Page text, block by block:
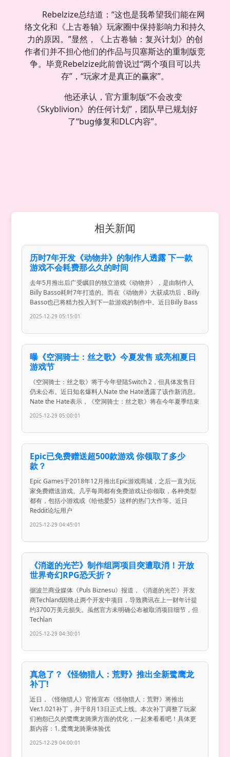
Rebelzize总结道：“这也是我希望我们能在网
络文化和《上古卷轴》玩家圈中保持影响力和持久
力的原因。”显然，《上古卷轴：复兴计划》的创
作者们并不担心他们的作品与贝塞斯达的重制版竞
争。毕竟Rebelzize此前曾说过“两个项目可以共
存”，“玩家才是真正的赢家”。
他还承认，官方重制版“不会改变
《Skyblivion》的任何计划”，团队早已规划好
了“bug修复和DLC内容”。
相关新闻
历时7年开发《动物井》的制作人透露 下一款
游戏不会耗费那么久的时间
去年5月推出后广受瞩目的独立游戏《动物井》，是由制作人
Billy Basso耗时7年打造的。而在《动物井》大获成功后，Billy
Basso也已将精力投入到下一款游戏的制作中。近日Billy Bass
2025-12-29 05:15:01
曝《空洞骑士：丝之歌》今夏发售 或亮相夏日
游戏节
《空洞骑士：丝之歌》将于今年登陆Switch 2，但具体发售日
仍未公布。近日知名爆料人Nate the Hate透露了该作新消息。
Nate the Hate表示，《空洞骑士：丝之歌》将在今年夏季结束
2025-12-29 05:00:01
Epic已免费赠送超500款游戏 你领取了多少
款？
Epic Games于2018年12月推出Epic游戏商城，之后一直为玩
家免费赠送游戏。几乎每周都有免费游戏让你领取，各种类型
都有，包括小游戏或《给他爱5》这样的热门大作等。近日
Reddit论坛用户
2025-12-29 04:45:01
《消逝的光芒》制作组两项目突遭取消！开放
世界奇幻RPG恐夭折？
据波兰商业媒体《Puls Biznesu》报道，《消逝的光芒》开发
商Techland因终止两个开发中项目，导致腾讯在上一财年计提
约3700万美元损失。虽然官方未明确公布被取消项目细节，但
Techlan
2025-12-29 04:30:01
真急了？《怪物猎人：荒野》推出全新鹭鹰龙
补丁!
近日，《怪物猎人》官推宣布《怪物猎人：荒野》将推出
Ver.1.021补丁，并于8月13日正式上线。本次补丁调整了玩家
们抱怨已久的鹭鹰龙骑乘方面的优化，一起来看看吧！具体更
新内容：1. 鹭鹰龙骑乘体验优
2025-12-29 04:00:01